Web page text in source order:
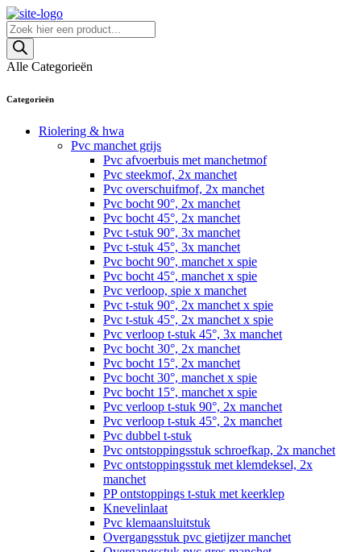
Skip
to
content
Producten
zoeken
Alle Categorieën
Categorieën
Riolering & hwa
Pvc manchet grijs
Pvc afvoerbuis met manchetmof
Pvc steekmof, 2x manchet
Pvc overschuifmof, 2x manchet
Pvc bocht 90°, 2x manchet
Pvc bocht 45°, 2x manchet
Pvc t-stuk 90°, 3x manchet
Pvc t-stuk 45°, 3x manchet
Pvc bocht 90°, manchet x spie
Pvc bocht 45°, manchet x spie
Pvc verloop, spie x manchet
Pvc t-stuk 90°, 2x manchet x spie
Pvc t-stuk 45°, 2x manchet x spie
Pvc verloop t-stuk 45°, 3x manchet
Pvc bocht 30°, 2x manchet
Pvc bocht 15°, 2x manchet
Pvc bocht 30°, manchet x spie
Pvc bocht 15°, manchet x spie
Pvc verloop t-stuk 90°, 2x manchet
Pvc verloop t-stuk 45°, 2x manchet
Pvc dubbel t-stuk
Pvc ontstoppingsstuk schroefkap, 2x manchet
Pvc ontstoppingsstuk met klemdeksel, 2x
manchet
PP ontstoppings t-stuk met keerklep
Knevelinlaat
Pvc klemaansluitstuk
Overgangsstuk pvc gietijzer manchet